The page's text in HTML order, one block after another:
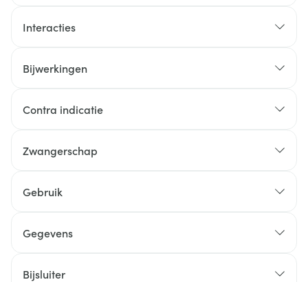
Interacties
Bijwerkingen
Contra indicatie
Zwangerschap
Gebruik
Gegevens
Bijsluiter